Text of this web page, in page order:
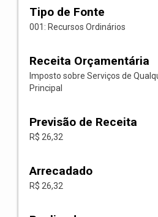
Tipo de Fonte
001: Recursos Ordinários
Receita Orçamentária
Imposto sobre Serviços de
Principal
Previsão de Receita
R$ 26,32
Arrecadado
R$ 26,32